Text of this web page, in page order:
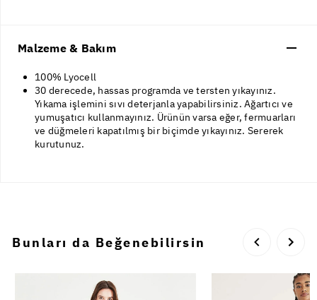
Malzeme & Bakım
100% Lyocell
30 derecede, hassas programda ve tersten yıkayınız.
Yıkama işlemini sıvı deterjanla yapabilirsiniz. Ağartıcı ve
yumuşatıcı kullanmayınız. Ürünün varsa eğer, fermuarları
ve düğmeleri kapatılmış bir biçimde yıkayınız. Sererek
kurutunuz.
Bunları da Beğenebilirsin